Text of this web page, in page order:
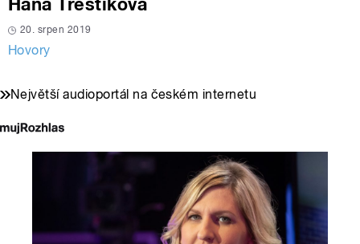
Hana Třeštíková
20. srpen 2019
Hovory
Největší audioportál na českém internetu